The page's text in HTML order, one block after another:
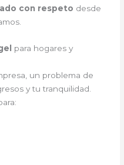
con respeto desde
para hogares y
un problema de
y tu tranquilidad.